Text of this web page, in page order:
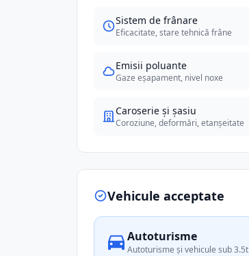
Sistem de frânare
Eficacitate, stare tehnică frâne
Emisii poluante
Gaze eșapament, nivel noxe
Caroserie și șasiu
Coroziune, deformări, etanșeitate
Vehicule acceptate
Autoturisme
Autoturisme și vehicule sub 3.5t